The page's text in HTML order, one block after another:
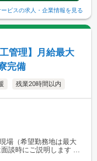
ビスの求人・企業情報を見る
管理】月給最大
完備
残業20時間以内
場（希望勤務地は最大
面談時にご説明します